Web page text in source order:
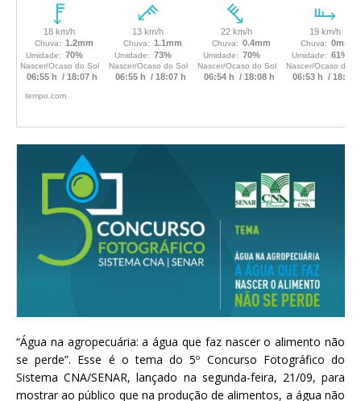
“Água na agropecuária: a água que faz nascer o alimento não
se perde”. Esse é o tema do 5º Concurso Fotográfico do
Sistema CNA/SENAR, lançado na segunda-feira, 21/09, para
mostrar ao público que na produção de alimentos, a água não